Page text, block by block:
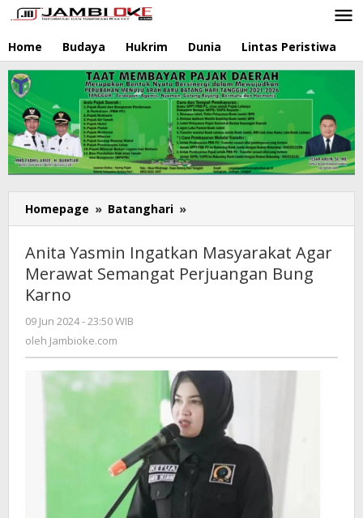
Lewati
ke
konten
Home Budaya Hukrim Dunia Lintas Peristiwa
Homepage » Batanghari »
Yasmin
Masyarakat
Agar
Karno
Anita Yasmin Ingatkan Masyarakat Agar
Merawat Semangat Perjuangan Bung
Karno
09 Jun 2024 - 23:50 WIB
oleh Jambioke.com